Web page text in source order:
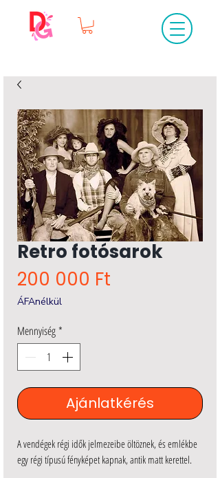
Retro fotósarok
200 000 Ft
ÁFAnélkül
Mennyiség*
Ajánlatkérés
A vendégek régi idők jelmezeibe öltöznek, és emlékbe
egy régi típusú fényképet kapnak, antik matt kerettel.